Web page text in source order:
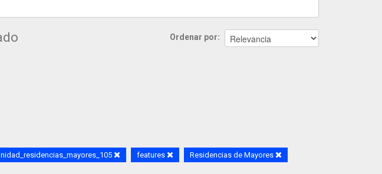
Ordenar por
features Residencias de Mayores